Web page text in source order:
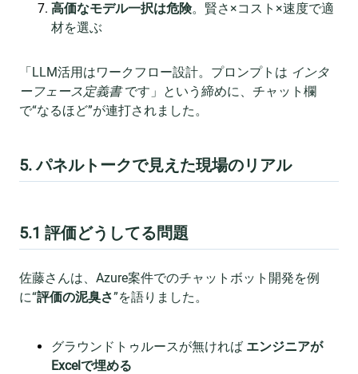
高価なモデル一択は危険。賢さ×コスト×速度で適
材を選ぶ
「LLM活用はワークフロー設計。プロンプトは インタ
ーフェース定義書です」という締めに、チャット欄
で“なるほど”が連打されました。
5. パネルトークで見えた現場のリアル
5.1 評価どうしてる問題
佐藤さんは、Azure案件でのチャットボット開発を例
に“評価の泥臭さ”を語りました。
グラウンドトゥルースが無ければ エンジニアが
Excelで埋める